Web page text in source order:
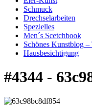
Schmuck
Drechselarbeiten
Spezielles
Men´s Scetchbook
Schönes Kunstblog
Hausbesichtigung
#4344 -